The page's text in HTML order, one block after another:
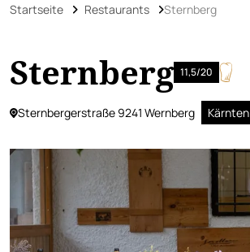
Startseite Restaurants Sternberg
Sternberg 11,5/20
Sternbergerstraße 9241 Wernberg Kärnten